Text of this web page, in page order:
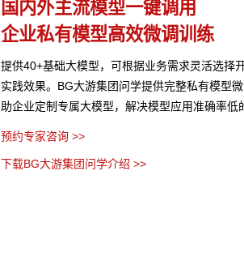
多模态多层级知识库权限管理
激活企业数据资产
BG大游集团问学支持文本、图片、音视频、网
化知识格式有效整合， 可结合访问权限进行管
全，打造企业级私域知识库。
预约专家咨询 >>
下载BG大游集团问学介绍 >>